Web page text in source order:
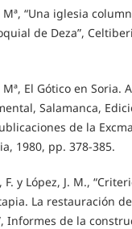
Mª, “Una iglesia
de Deza”,
El Gótico en Soria.
Salamanca,
de la
1980, pp. 378-385.
F. y López, J. M.,
La restauración
Informes de la